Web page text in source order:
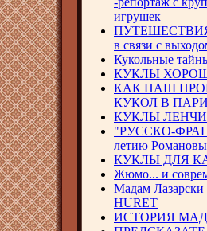
игрушек
ПУТЕШЕСТВИЯ
в связи с
Кукольные
КУКЛЫ
КАК НАШ
КУКОЛ В ПАРИЖ
КУКЛЫ
"РУССКО-
летию
КУКЛЫ ДЛЯ
Жюмо... и
Мадам Лазарски
HURET
ИСТОРИЯ